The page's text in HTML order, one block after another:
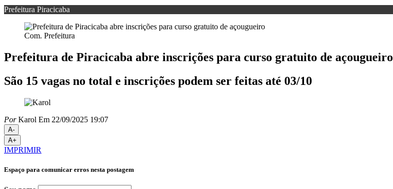
Prefeitura Piracicaba
Com. Prefeitura
Prefeitura de Piracicaba abre inscrições para curso gratuito de açougueiro
São 15 vagas no total e inscrições podem ser feitas até 03/10
PorKarol Em 22/09/2025 19:07
A-
A+
IMPRIMIR
Espaço para comunicar erros nesta postagem